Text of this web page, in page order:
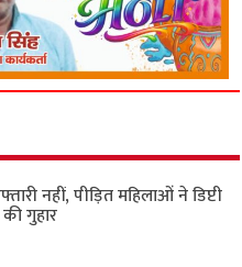
नहीं, पीड़ित महिलाओं ने डिप्टी
गुहार